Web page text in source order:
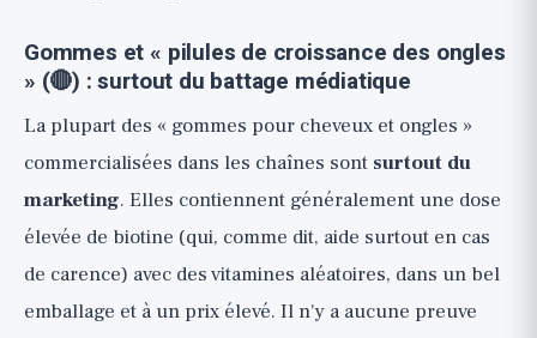
Gommes et « pilules de croissance des ongles
» (🔴) : surtout du battage médiatique
La plupart des « gommes pour cheveux et ongles »
commercialisées dans les chaînes sont surtout du
marketing. Elles contiennent généralement une dose
élevée de biotine (qui, comme dit, aide surtout en cas
de carence) avec des vitamines aléatoires, dans un bel
emballage et à un prix élevé. Il n'y a aucune preuve